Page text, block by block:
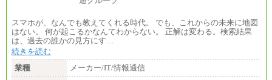
スマホが、なんでも教えてくれる時代。 でも、これからの未来に地図
はない。 何が起こるかなんてわからない。 正解は変わる。検索結果
は、過去の誰かの見方にす…
続きを読む
業種
メーカー/IT/情報通信